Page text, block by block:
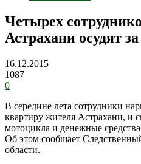
Четырех
Астрахани осудят
16.12.2015
1087
0
В середине лета сотрудники
квартиру жителя Астрахани, и
мотоцикла и денежные
Об этом сообщает
области.